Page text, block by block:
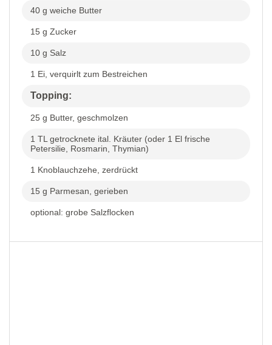
40 g weiche Butter
15 g Zucker
10 g Salz
1 Ei, verquirlt zum Bestreichen
Topping:
25 g Butter, geschmolzen
1 TL getrocknete ital. Kräuter (oder 1 El frische
Petersilie, Rosmarin, Thymian)
1 Knoblauchzehe, zerdrückt
15 g Parmesan, gerieben
optional: grobe Salzflocken